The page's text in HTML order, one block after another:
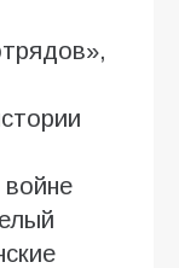
войне